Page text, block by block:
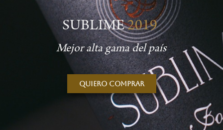
SUBLIME2019
Mejor alta gama del país
Quiero comprar